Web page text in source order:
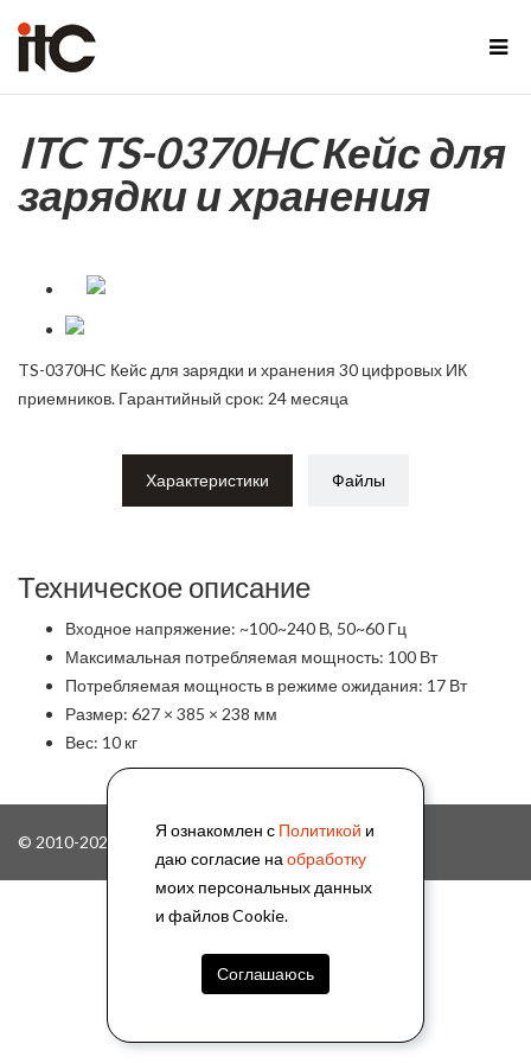
ITC TS-0370HC Кейс для
зарядки и хранения
TS-0370HC Кейс для зарядки и хранения 30 цифровых ИК
приемников. Гарантийный срок: 24 месяца
Характеристики Файлы
Техническое описание
Входное напряжение: ~100~240 В, 50~60 Гц
Максимальная потребляемая мощность: 100 Вт
Потребляемая мощность в режиме ожидания: 17 Вт
Размер: 627 × 385 × 238 мм
Вес: 10 кг
© 2010-2026, ООО "АйПиМатика"
Я ознакомлен с Политикой и
даю согласие на обработку
моих персональных данных
и файлов Cookie.
Соглашаюсь